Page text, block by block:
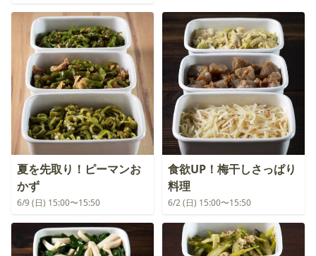
夏を先取り！ピーマンお
かず
6/9 (日) 15:00〜15:50
食欲UP！梅干しさっぱり
料理
6/2 (日) 15:00〜15:50